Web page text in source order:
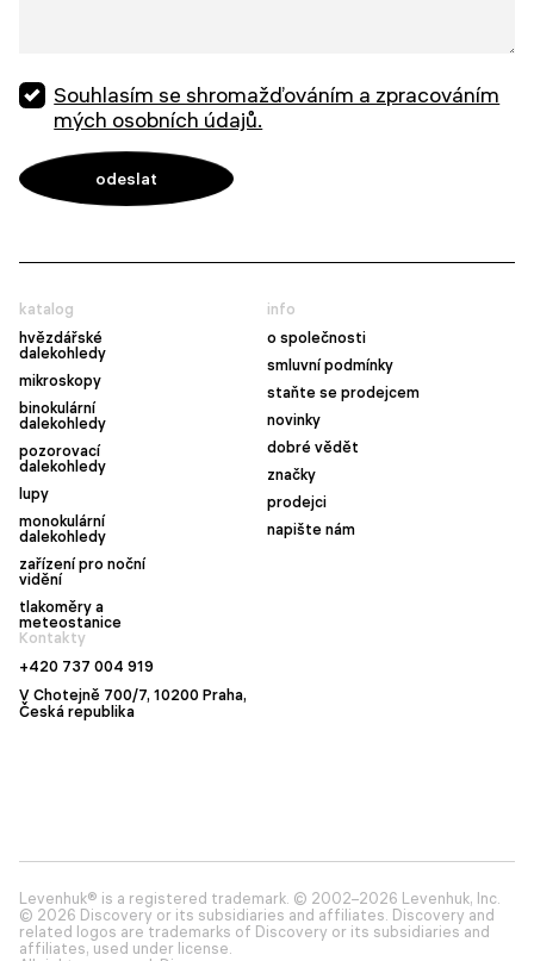
Souhlasím se shromažďováním a zpracováním
mých osobních údajů.
katalog
hvězdářské
dalekohledy
mikroskopy
binokulární
dalekohledy
pozorovací
dalekohledy
lupy
monokulární
dalekohledy
zařízení pro noční
vidění
tlakoměry a
meteostanice
info
o společnosti
smluvní podmínky
staňte se prodejcem
novinky
dobré vědět
značky
prodejci
napište nám
Kontakty
+420 737 004 919
V Chotejně 700/7, 10200 Praha,
Česká republika
Levenhuk® is a registered trademark. © 2002–2026 Levenhuk, Inc.
© 2026 Discovery or its subsidiaries and affiliates. Discovery and
related logos are trademarks of Discovery or its subsidiaries and
affiliates, used under license.